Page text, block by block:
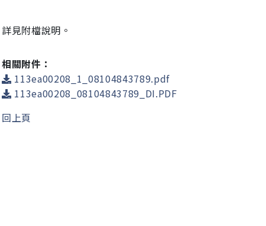
詳見附檔說明。
相關附件：
113ea00208_1_08104843789.pdf
113ea00208_08104843789_DI.PDF
回上頁